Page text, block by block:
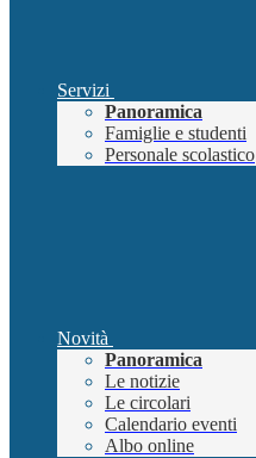
Servizi
Panoramica
Famiglie e studenti
Personale scolastico
Novità
Panoramica
Le notizie
Le circolari
Calendario eventi
Albo online